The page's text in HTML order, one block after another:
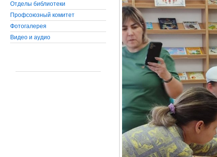
Отделы библиотеки
Профсоюзный комитет
Фотогалерея
Видео и аудио